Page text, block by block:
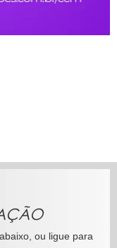
ou ligue para